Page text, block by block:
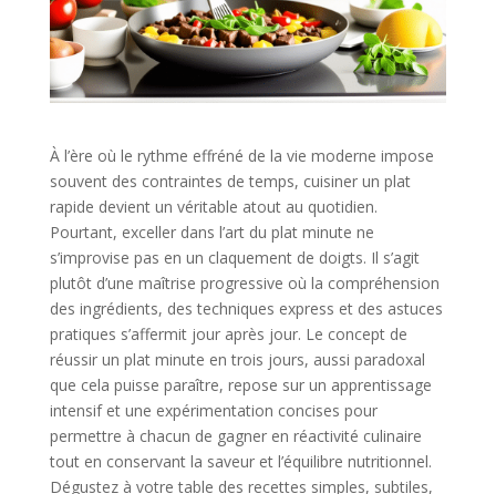
À l’ère où le rythme effréné de la vie moderne impose
souvent des contraintes de temps, cuisiner un plat
rapide devient un véritable atout au quotidien.
Pourtant, exceller dans l’art du plat minute ne
s’improvise pas en un claquement de doigts. Il s’agit
plutôt d’une maîtrise progressive où la compréhension
des ingrédients, des techniques express et des astuces
pratiques s’affermit jour après jour. Le concept de
réussir un plat minute en trois jours, aussi paradoxal
que cela puisse paraître, repose sur un apprentissage
intensif et une expérimentation concises pour
permettre à chacun de gagner en réactivité culinaire
tout en conservant la saveur et l’équilibre nutritionnel.
Dégustez à votre table des recettes simples, subtiles,